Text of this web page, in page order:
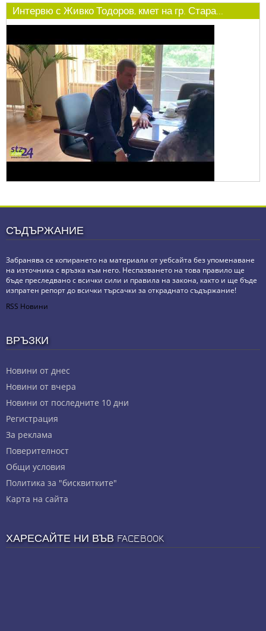
Интервю с Живко Тодоров, кмет на гр. Стара...
СЪДЪРЖАНИЕ
Забранява се копирането на материали от уебсайта без упоменаване
на източника с връзка към него. Неспазването на това правило ще
бъде преследвано с всички сили и правила на закона, както и ще бъде
изпратен репорт до всички търсачки за откраднато съдържание!
RSS Новини
ВРЪЗКИ
Новини от днес
Новини от вчера
Новини от последните 10 дни
Регистрация
За реклама
Πoвepитeлнocт
Общи условия
Политика за "бисквитките"
Карта на сайта
ХАРЕСАЙТЕ НИ ВЪВ FACEBOOK